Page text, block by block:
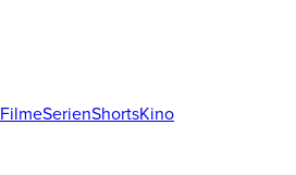
FilmeSerienShortsKino